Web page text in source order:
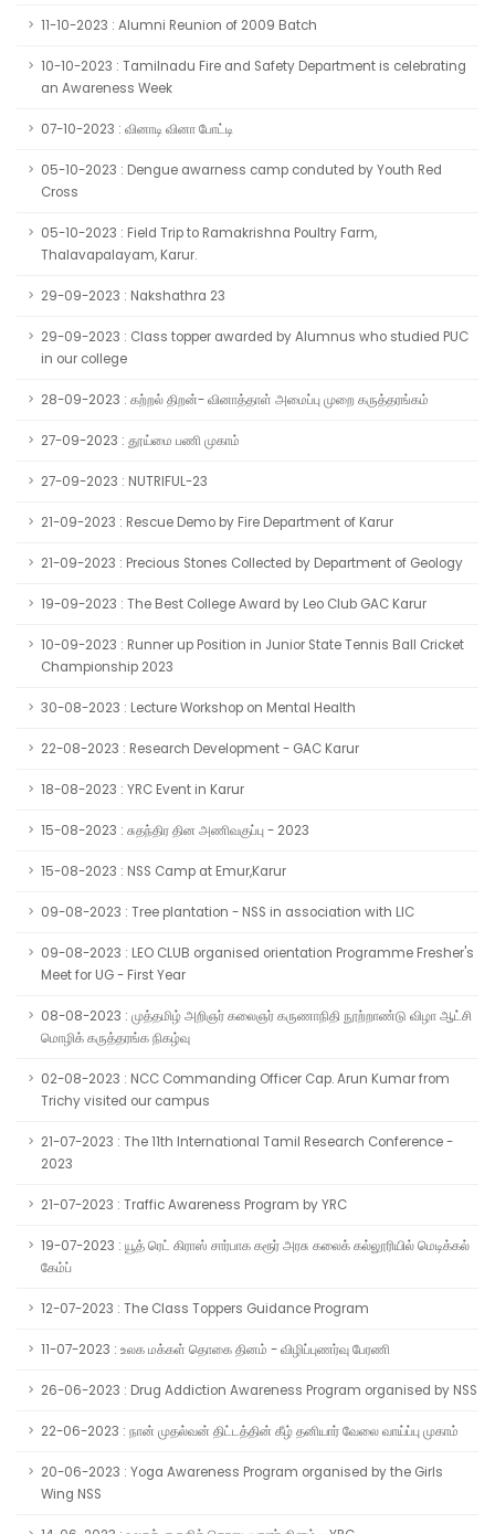
11-10-2023 : Alumni Reunion of 2009 Batch
10-10-2023 : Tamilnadu Fire and Safety Department is celebrating
an Awareness Week
07-10-2023 : வினாடி வினா போட்டி
05-10-2023 : Dengue awarness camp conduted by Youth Red
Cross
05-10-2023 : Field Trip to Ramakrishna Poultry Farm,
Thalavapalayam, Karur.
29-09-2023 : Nakshathra 23
29-09-2023 : Class topper awarded by Alumnus who studied PUC
in our college
28-09-2023 : கற்றல் திறன்- வினாத்தாள் அமைப்பு முறை கருத்தரங்கம்
27-09-2023 : தூய்மை பணி முகாம்
27-09-2023 : NUTRIFUL-23
21-09-2023 : Rescue Demo by Fire Department of Karur
21-09-2023 : Precious Stones Collected by Department of Geology
19-09-2023 : The Best College Award by Leo Club GAC Karur
10-09-2023 : Runner up Position in Junior State Tennis Ball Cricket
Championship 2023
30-08-2023 : Lecture Workshop on Mental Health
22-08-2023 : Research Development - GAC Karur
18-08-2023 : YRC Event in Karur
15-08-2023 : சுதந்திர தின அணிவகுப்பு - 2023
15-08-2023 : NSS Camp at Emur,Karur
09-08-2023 : Tree plantation - NSS in association with LIC
09-08-2023 : LEO CLUB organised orientation Programme Fresher's
Meet for UG - First Year
08-08-2023 : முத்தமிழ் அறிஞர் கலைஞர் கருணாநிதி நூற்றாண்டு விழா ஆட்சி
மொழிக் கருத்தரங்க நிகழ்வு
02-08-2023 : NCC Commanding Officer Cap. Arun Kumar from
Trichy visited our campus
21-07-2023 : The 11th International Tamil Research Conference -
2023
21-07-2023 : Traffic Awareness Program by YRC
19-07-2023 : யூத் ரெட் கிராஸ் சார்பாக கரூர் அரசு கலைக் கல்லூரியில் மெடிக்கல்
கேம்ப்
12-07-2023 : The Class Toppers Guidance Program
11-07-2023 : உலக மக்கள் தொகை தினம் - விழிப்புணர்வு பேரணி
26-06-2023 : Drug Addiction Awareness Program organised by NSS
22-06-2023 : நான் முதல்வன் திட்டத்தின் கீழ் தனியார் வேலை வாய்ப்பு முகாம்
20-06-2023 : Yoga Awareness Program organised by the Girls
Wing NSS